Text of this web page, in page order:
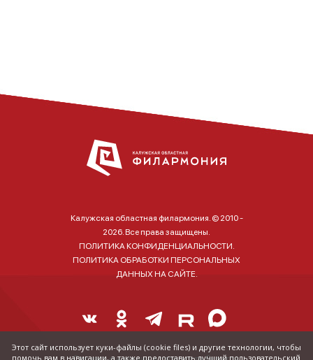
Калужская областная филармония. © 2010 -
2026. Все права защищены.
ПОЛИТИКА КОНФИДЕНЦИАЛЬНОСТИ.
ПОЛИТИКА ОБРАБОТКИ ПЕРСОНАЛЬНЫХ
ДАННЫХ НА САЙТЕ.
Этот сайт использует куки-файлы (cookie files) и другие технологии, чтобы
помочь вам в навигации, а также предоставить лучший пользовательский